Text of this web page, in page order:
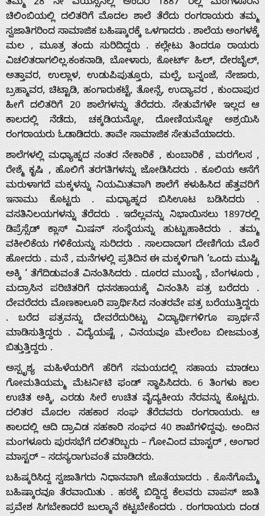
Us
ತಮ್ಮ 28 ನೇ ವಯಸ್ಸಿನಲ್ಲಿ ಅಂದರೆ 1887 ರಲ್ಲಿ ಮಂಗಳೂರಿನ
ಚಿಲಿಂಬಿಯಲ್ಲಿ ದಲಿತರಿಗೆ ಮೊದಲ ಶಾಲೆ ತೆರೆದು ರಂಗರಾಯರು ತಮ್ಮ
ಸ್ವಜಾತಿಗರಿಂದ ಸಾಮಾಜಿಕ ಬಹಿಷ್ಕಾರಕ್ಕೆ ಒಳಗಾದರು . ಶಾಲೆಯ ಅಂಗಳಕ್ಕೆ
ಮಲ , ಮೂತ್ರ ತಂದು ಸುರಿದಿದ್ದರು . ಕಲ್ಲೇಟು ತಿಂದರೂ ರಾಯರು
ವಿಚಲಿತರಾಗಲಿಲ್ಲ.ಕಂಕನಾಡಿ, ಬೋಳಾರು, ಕೋರ್ಟ್ ಹಿಲ್, ದೇರಬೈಲ್,
ಅತ್ತಾವರ, ಉಲ್ಲಾಳ, ಉಡುಪಿಪುತ್ತೂರು, ಮಲ್ಪೆ, ಬನ್ನಂಜೆ, ನೇಜಾರು,
ಬ್ರಹ್ಮಾವರ, ಚಿಟ್ಟಾಡಿ, ಹಂಗಾರುಕಟ್ಟೆ, ತೋನ್ಸೆ, ಉದ್ಯಾವರ , ಕುಂದಾಪುರ
ಹೀಗೆ ದಲಿತರಿಗೆ 20 ಶಾಲೆಗಳನ್ನು ತೆರೆದರು. ಸೇತುವೆಗಳೇ ಇಲ್ಲದ ಆ
ಕಾಲದಲ್ಲಿ ನೆಡೆದು, ಚಕ್ಕಡಿಯನ್ನೋ, ದೋಣಿಯನ್ನೋ ಅಶ್ರಯಿಸಿ
ರಂಗರಾಯರು ಓಡಾಡಿದರು. ತಾವೇ ಸಾಮಾಜಿಕ ಸೇತುವೆಯಾದರು.
ಶಾಲೆಗಳಲ್ಲಿ ಮಧ್ಯಾಹ್ನದ ನಂತರ ನೇಕಾರಿಕೆ , ಕುಂಬಾರಿಕೆ , ಮರಗೆಲಸ ,
ರೇಶ್ಮೆ ಕೃಷಿ , ಹೊಲಿಗೆ ತರಗತಿಗಳನ್ನು ಜೋಡಿಸಿದರು . ಕೂಲಿಯ ಆಸೆಗೆ
ಮರುಳಾಗದೆ ಮಕ್ಕಳನ್ನು ನಿಯಮಿತವಾಗಿ ಶಾಲೆಗೆ ಕಳುಹಿಸಿದ ಹೆತ್ತವರಿಗೆ
ಇನಾಮು ಕೊಟ್ಟರು . ಮಧ್ಯಾಹ್ನದ ಬಿಸಿಊಟ ಬಡಿಸಿದರು .
ವಸತಿನಿಲಯಗಳನ್ನು ತೆರೆದರು . ಇದೆಲ್ಲವನ್ನು ನಿಭಾಯಿಸಲು 1897ರಲ್ಲಿ
ಡಿಪ್ರೆಸ್ಸೆಡ್ ಕ್ಲಾಸ್ ಮಿಷನ್ ಸಂಸ್ಥೆಯನ್ನು ಹುಟ್ಟುಹಾಕಿದರು . ತಮ್ಮ
ವಕೀಲಿಕೆಯ ಗಳಿಕೆಯನ್ನು ಸುರಿದರು . ಸಾಲದಾದಾಗ ದೇಣಿಗೆಯ ಮೊರೆ
ಹೋದರು . ಮನೆ , ಮನೆಗಳಲ್ಲಿ ಪ್ರತಿದಿನ ಈ ಮಕ್ಕಳಿಗಾಗಿ ‘ಒಂದು ಮುಷ್ಟಿ
ಅಕ್ಕಿ ‘ ತೆಗೆದಿಡುವಂತೆ ವಿನಂತಿಸಿದರು . ದೂರದ ಮುಂಬೈ , ಬೆಂಗಳೂರು ,
ಮದ್ರಾಸಿನ ಪರಿಚಿತರಿಗೆ ಧನಸಹಾಯಕ್ಕೆ ವಿನಂತಿಸಿ ಪತ್ರ ಬರೆದರು .
ದೇವರೆದರು ಮೊಣಕಾಲೂರಿ ಪ್ರಾರ್ಥಿಸಿದ ನಂತರವೇ ಪತ್ರ ಬರೆಯುತ್ತಿದ್ದರು
. ಬರೆದ ಪತ್ರವನ್ನು ದೇವರೆದುರಿಟ್ಟು ವಿದ್ಯಾರ್ಥಿಗಳಿಗೂ ಪ್ರಾರ್ಥನೆ
ಮಾಡಿಸುತ್ತಿದ್ದರು . ವಿದ್ಯೆಯಷ್ಟೆ , ವಿನಯವೂ ಮೇಲೆಂಬ ಬೀಜಮಂತ್ರ
ಬಿತ್ತುತ್ತಿದ್ದರು .
ಅಸ್ಪೃಶ್ಯ ಮಹಿಳೆಯರಿಗೆ ಹೆರಿಗೆ ಸಮಯದಲ್ಲಿ ಸಹಾಯ ಮಾಡಲು
ಗೋಮತಿಯಮ್ಮ ಮೆಟರ್ನಿಟಿ ಫಂಡ್ ಸ್ಥಾಪಿಸಿದರು. 6 ತಿಂಗಳು ಕಾಲ
ಉಚಿತ ಅಕ್ಕಿ, ಎರಡು ಸೀರೆ ಉಚಿತ ವೈದ್ಯಕೀಯ ನೆರವನ್ನು ಕೊಟ್ಟರು.
ದಲಿತರ ಮೊದಲ ಸಹಕಾರ ಸಂಘ ತೆರೆದವರು ರಂಗರಾಯರು. ಆ
ಕಾಲದಲ್ಲಿ ಆದಿ ದ್ರಾವಿಡ ಸಹಕಾರಿ ಸಂಘದ 40 ಶಾಖೆಗಳಿದ್ದವು. ಅಂದಿನ
ಮಂಗಳೂರು ಪುರಸಭೆಗೆ ದಲಿತರಿಬ್ಬರು – ಗೋವಿಂದ ಮಾಸ್ಟರ್ , ಅಂಗಾರ
ಮಾಸ್ಟರ್ – ಸದಸ್ಯರಾಗುವಂತೆ ಮಾಡಿದರು.
ಬಹಿಷ್ಕರಿಸಿದ್ದ ಸ್ವಜಾತಿಗರು ನಿಧಾನವಾಗಿ ಜೊತೆಯಾದರು . ಕೊನೆಗೊಮ್ಮೆ
ಬಹಿಷ್ಕಾರವೂ ತೆರವಾಯಿತು . ಹಠಕ್ಕೆ ಬಿದ್ದಿದ್ದ ಕೆಲವರು ವಾಪಸ್ ಜಾತಿ
ಪ್ರವೇಶ ಸಿಗಬೇಕಾದರೆ ಜುಲ್ಮಾನೆ ಕಟ್ಟಬೇಕೆಂದರು . ರಂಗರಾಯರು ದಂಡ